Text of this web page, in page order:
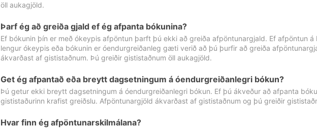
öll aukagjöld.
Þarf ég að greiða gjald ef ég afpanta bókunina?
Ef bókunin þín er með ókeypis afpöntun þarft þú ekki að greiða afpöntunargjald. Ef afpöntun á
lengur ókeypis eða bókunin er óendurgreiðanleg gæti verið að þú þurfir að greiða
ákvarðast af gististaðnum. Þú greiðir gististaðnum öll aukagjöld.
Get ég afpantað eða breytt dagsetningum á óendurgreiðanlegri bókun?
Þú getur ekki breytt dagsetningum á óendurgreiðanlegri bókun. Ef þú ákveður að afpanta
gististaðurinn krafist greiðslu. Afpöntunargjöld ákvarðast af gististaðnum og þú greiðir
Hvar finn ég afpöntunarskilmálana?